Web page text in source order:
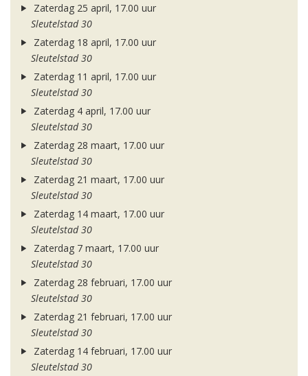
Zaterdag 25 april, 17.00 uur
Sleutelstad 30
Zaterdag 18 april, 17.00 uur
Sleutelstad 30
Zaterdag 11 april, 17.00 uur
Sleutelstad 30
Zaterdag 4 april, 17.00 uur
Sleutelstad 30
Zaterdag 28 maart, 17.00 uur
Sleutelstad 30
Zaterdag 21 maart, 17.00 uur
Sleutelstad 30
Zaterdag 14 maart, 17.00 uur
Sleutelstad 30
Zaterdag 7 maart, 17.00 uur
Sleutelstad 30
Zaterdag 28 februari, 17.00 uur
Sleutelstad 30
Zaterdag 21 februari, 17.00 uur
Sleutelstad 30
Zaterdag 14 februari, 17.00 uur
Sleutelstad 30